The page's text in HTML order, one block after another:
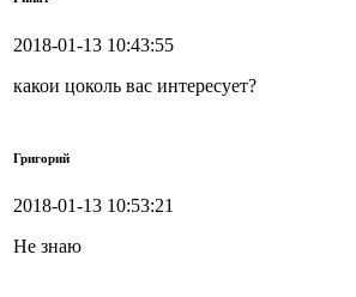
2018-01-13 10:43:55
какои цоколь вас интересует?
Григорий
2018-01-13 10:53:21
Не знаю